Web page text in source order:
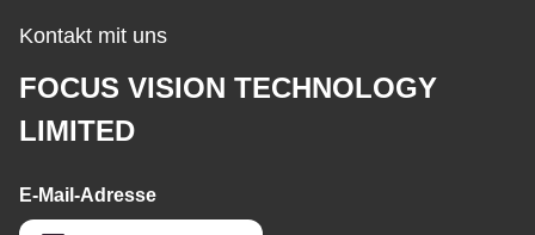
Kontakt mit uns
FOCUS VISION TECHNOLOGY
LIMITED
E-Mail-Adresse